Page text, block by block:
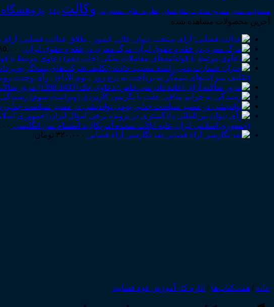
مسئولیت_مدنی مشروح مذاکرات نظام قضایی نظریه_های_مشورتی وکالت وکیل
آخرین محصولات مشاهده شده
عدالت قضایی؛
مرگ مغزی در فقه و حقوق ایران
دعاوی مرتبط با
(تکلیف شرکت‌های بیمه‌گر به پرداخت به نرخ روز ـ یوم الأداء) ـ رأی وحدت رویه قضایی
مرور
نواندیشی در مسیر سیاست جنایی
(جمهوری اسلامی ایران علیه ایالات متحده آمریکا) به انضمام متن انگلیسی
نقد نگارشی آراء قضایی ۳۲۰,۰۰۰ تومان
خانه / همه‌ـ‌کتاب‌ها / اداره کل آموزش قوه قضاییه